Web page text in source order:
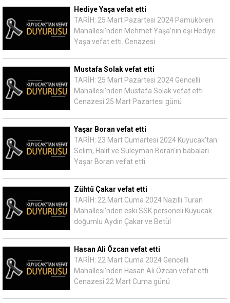
Hediye Yaşa vefat etti
TARİH: 25 Mart Pazartesi 2024 Pamukören
Mahallesi'nden Mehmet Yaşa'nın eşi Hediye
Yaşa vefat etti. Cenazesi
Mustafa Solak vefat etti
TARİH: 25 Mart Pazartesi 2024 Gencelli
Mahallesi'nden Mustafa Solak vefat etti.
Cenazesi 25 Mart Pazartesi günü
Yaşar Boran vefat etti
TARİH: 23 Mart Cumartesi 2024 Kuyucak'tan
Selim, Halit ve Süleyman Boran'ın babaları
Yaşar Boran vefat etti.
Zühtü Çakar vefat etti
TARİH: 22 Mart Cuma 2024 Nazilli Turan
Mahallesi'nden eski SSK personeli Kuyucak
doğumlu Aydın Çakar ve Betül
Hasan Ali Özcan vefat etti
TARİH: 22 Mart Cuma 2024 Gencelli
Mahallesi'nden Hasan Ali Özcan vefat etti.
Cenazesi 22 Mart Cuma günü